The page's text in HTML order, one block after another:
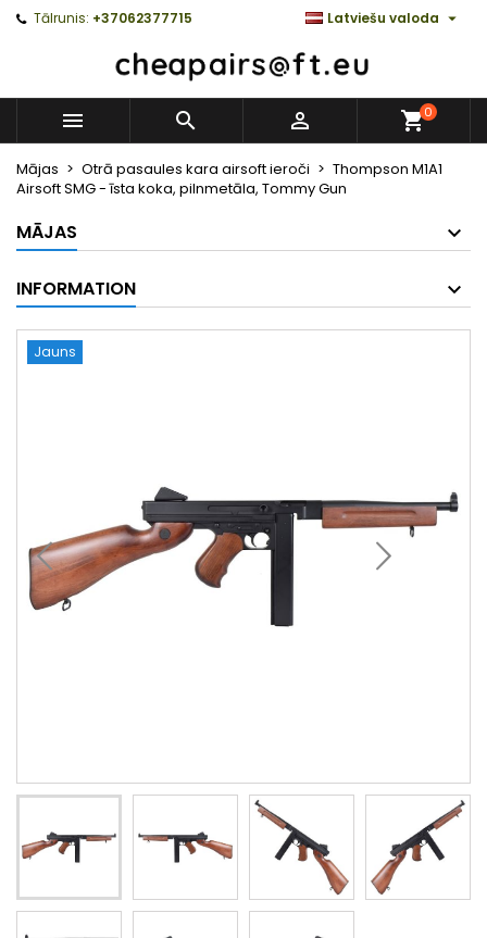
Tālrunis: +37062377715 Latviešu valoda 
   0
Mājas Otrā pasaules kara airsoft ieroči
Thompson M1A1
Airsoft SMG - īsta koka, pilnmetāla, Tommy Gun
MĀJAS
INFORMATION
Jauns